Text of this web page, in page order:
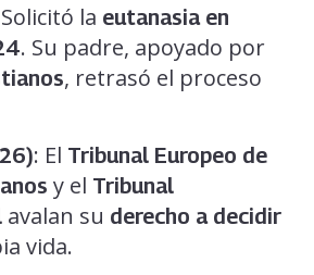
la eutanasia en
. Su padre, apoyado por
, retrasó el proceso
: El Tribunal Europeo de
y el Tribunal
avalan su derecho a decidir
vida.